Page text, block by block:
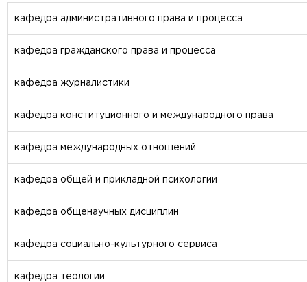
кафедра административного права и процесса
кафедра гражданского права и процесса
кафедра журналистики
кафедра конституционного и международного права
кафедра международных отношений
кафедра общей и прикладной психологии
кафедра общенаучных дисциплин
кафедра социально-культурного сервиса
кафедра теологии